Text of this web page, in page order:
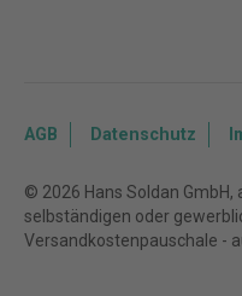
AGB Datenschutz
© 2026 Hans Soldan
selbständigen oder
Versandkostenpauschale -